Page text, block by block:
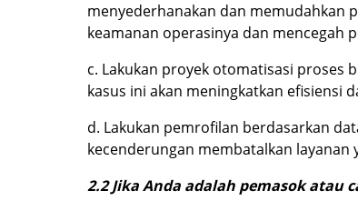
menyederhanakan dan memudahkan
keamanan operasinya dan mencegah
c. Lakukan proyek otomatisasi proses
kasus ini akan meningkatkan efisiensi
d. Lakukan pemrofilan berdasarkan
kecenderungan membatalkan
2.2 Jika Anda adalah pemasok atau